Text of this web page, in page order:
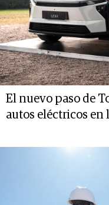
El nuevo paso de
autos eléctricos en